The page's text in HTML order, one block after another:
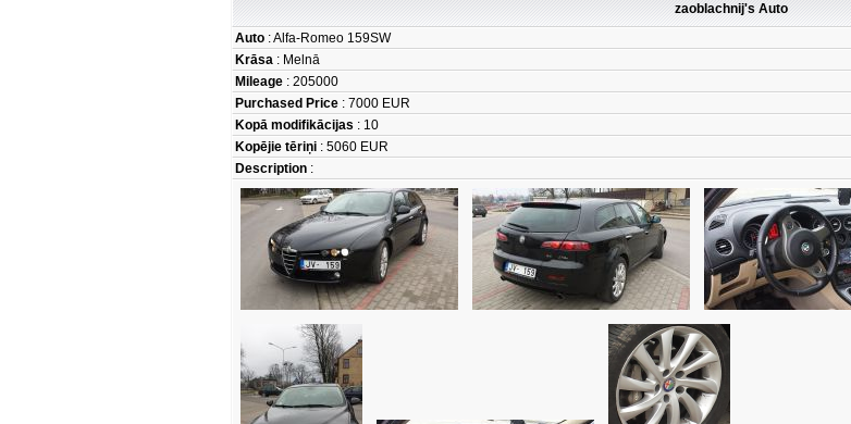
zaoblachnij's Auto
Auto : Alfa-Romeo 159SW
Krāsa : Melnā
Mileage : 205000
Purchased Price : 7000 EUR
Kopā modifikācijas : 10
Kopējie tēriņi : 5060 EUR
Description :